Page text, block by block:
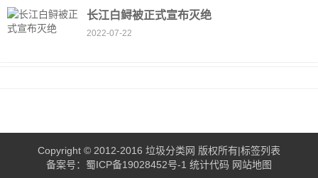
长江白鲟被正式宣布灭绝
2022-07-22
Copyright © 2012-2016 垃圾分类网 版权所有|标签列表
备案号： 蜀ICP备19028452号-1 统计代码 网站地图